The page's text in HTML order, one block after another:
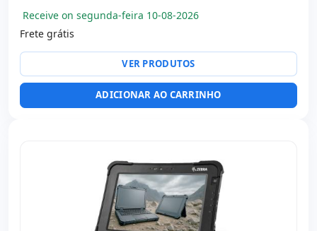
Tátil 10.1 '' FullHD 16: 9 · Resolução 1920x1200
Portas de vídeo:
Multimídia: Câmera traseira · Câmera frontal
hR embalagens
Dimensões: 28x20x4 cm.
Receive on segunda-feira 10-08-2026
Frete grátis
VER PRODUTOS
ADICIONAR AO CARRINHO